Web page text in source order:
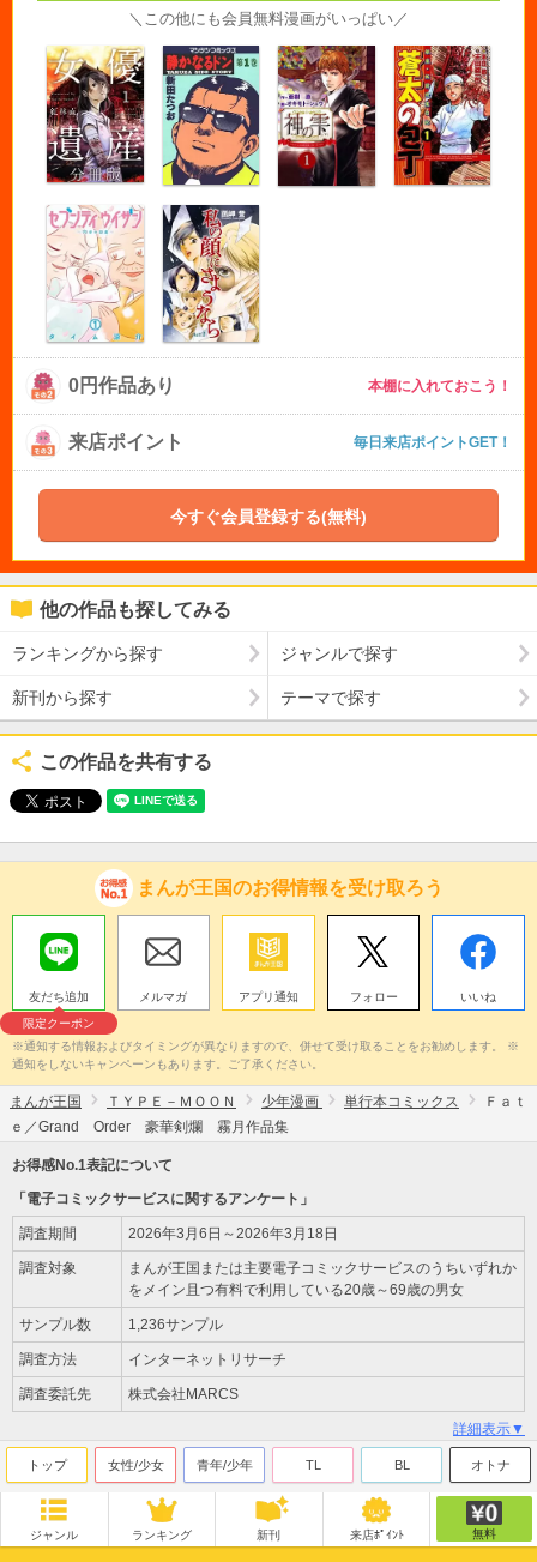
＼この他にも会員無料漫画がいっぱい／
0円作品あり 本棚に入れておこう！
来店ポイント 毎日来店ポイントGET！
今すぐ会員登録する(無料)
他の作品も探してみる
ランキングから探す ジャンルで探す
新刊から探す テーマで探す
この作品を共有する
まんが王国のお得情報を受け取ろう
友だち追加
限定クーポン
メルマガ アプリ通知 フォロー いいね
※通知する情報およびタイミングが異なりますので、併せて受け取ることをお勧めします。 ※
通知をしないキャンペーンもあります。ご了承ください。
まんが王国 ＴＹＰＥ－ＭＯＯＮ 少年漫画 単行本コミックス
Ｆａｔ
ｅ／Grand Order 豪華剣爛 霧月作品集
お得感No.1表記について
「電子コミックサービスに関するアンケート」
調査期間 2026年3月6日～2026年3月18日
調査対象
まんが王国または主要電子コミックサービスのうちいずれか
をメイン且つ有料で利用している20歳～69歳の男女
サンプル数 1,236サンプル
調査方法 インターネットリサーチ
調査委託先 株式会社MARCS
詳細表示▼
トップ 女性/少女 青年/少年 TL BL オトナ
ジャンル ランキング 新刊 来店ﾎﾟｲﾝﾄ 無料